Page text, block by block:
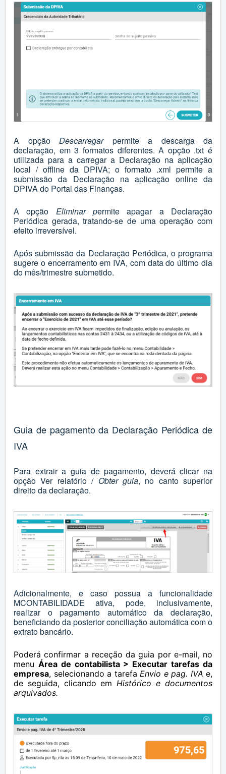
A opção Descarregarpermite a descarga da
declaração, em 3 formatos diferentes. A opção .txt é
utilizada para a carregar a Declaração na aplicação
local / offline da DPIVA; o formato .xml permite a
submissão da Declaração na aplicação online da
DPIVA do Portal das Finanças.
A opção Eliminar permite apagar a Declaração
Periódica gerada, tratando-se de uma operação com
efeito irreversível.
Após submissão da Declaração Periódica, o programa
sugere o encerramento em IVA, com data do último dia
do mês/trimestre submetido.
Guia de pagamento da Declaração Periódica de
IVA
Para extrair a guia de pagamento, deverá clicar na
opção Ver relatório / Obter guia, no canto superior
direito da declaração.
Adicionalmente, e caso possua a funcionalidade
MCONTABILIDADE ativa, pode, inclusivamente,
realizar o pagamento automático da declaração,
beneficiando da posterior conciliação automática com o
extrato bancário.
Poderá confirmar a receção da guia por e-mail, no
menu Área de contabilista > Executar tarefas da
empresa, selecionando a tarefa Envio e pag. IVA e,
de seguida, clicando em Histórico e documentos
arquivados.